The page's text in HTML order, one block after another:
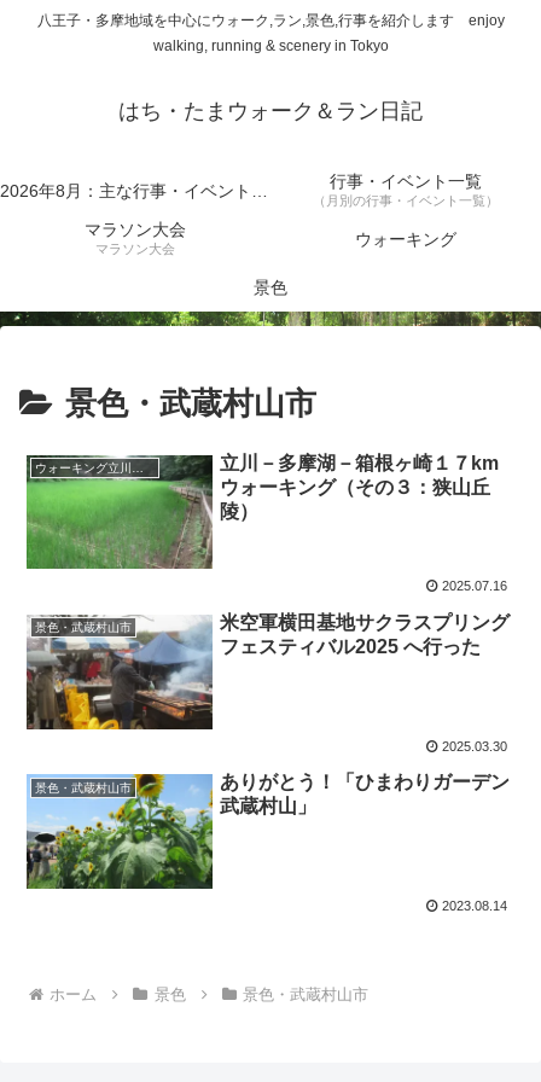
八王子・多摩地域を中心にウォーク,ラン,景色,行事を紹介します enjoy
walking, running & scenery in Tokyo
はち・たまウォーク＆ラン日記
2026年8月：主な行事・イベント一覧 行事・イベント一覧
（月別の行事・イベント一覧）
マラソン大会
マラソン大会 ウォーキング
景色
景色・武蔵村山市
立川－多摩湖－箱根ヶ崎１７km
ウォーキング（その３：狭山丘
陵）
2025.07.16
景色・武蔵村山市
米空軍横田基地サクラスプリング
フェスティバル2025 へ行った
2025.03.30
景色・武蔵村山市
ありがとう！「ひまわりガーデン
武蔵村山」
2023.08.14
ホーム 景色 景色・武蔵村山市